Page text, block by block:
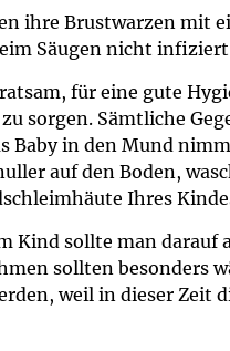
ihre Brustwarzen mit
Säugen nicht
für eine gute
sorgen. Sämtliche
Baby in den Mund
auf den Boden,
Ihres
Kind sollte man darauf
sollten besonders
weil in dieser Zeit